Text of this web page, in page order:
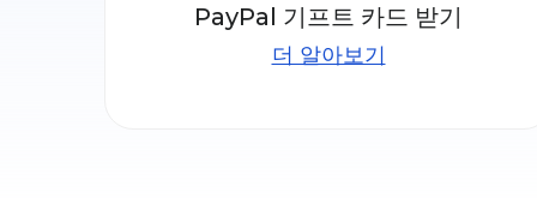
PayPal 기프트 카드 받기
더 알아보기